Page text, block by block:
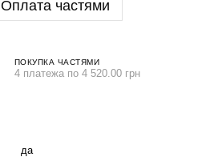
Оплата частями
ПОКУПКА ЧАСТЯМИ
4 платежа по 4 520.00 грн
да